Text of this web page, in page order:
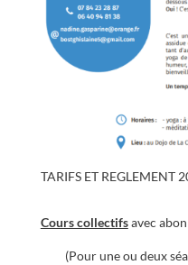
TARIFS ET REGLEMENT
Cours collectifsavec
(Pour une ou deux